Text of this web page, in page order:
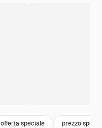
offerta speciale prezzo